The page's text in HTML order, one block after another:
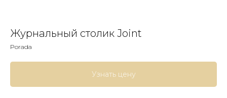
Журнальный столик Joint
Porada
Узнать цену